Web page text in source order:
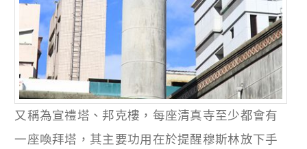
又稱為宣禮塔、邦克樓，每座清真寺至少都會有
一座喚拜塔，其主要功用在於提醒穆斯林放下手